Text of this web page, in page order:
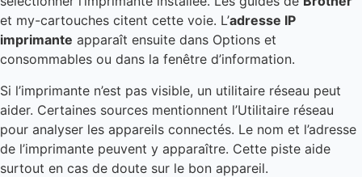
et my-cartouches citent cette voie. L’adresse IP
imprimante apparaît ensuite dans Options et
consommables ou dans la fenêtre d’information.
Si l’imprimante n’est pas visible, un utilitaire réseau peut
aider. Certaines sources mentionnent l’Utilitaire réseau
pour analyser les appareils connectés. Le nom et l’adresse
de l’imprimante peuvent y apparaître. Cette piste aide
surtout en cas de doute sur le bon appareil.